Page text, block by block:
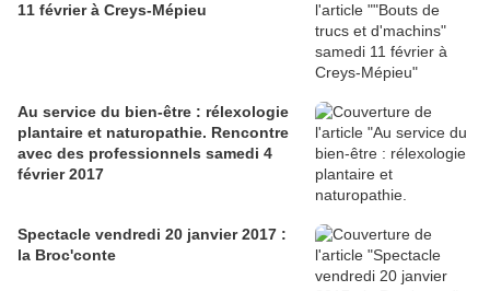
11 février à Creys-Mépieu
Au service du bien-être : rélexologie
plantaire et naturopathie. Rencontre
avec des professionnels samedi 4
février 2017
Spectacle vendredi 20 janvier 2017 :
la Broc'conte